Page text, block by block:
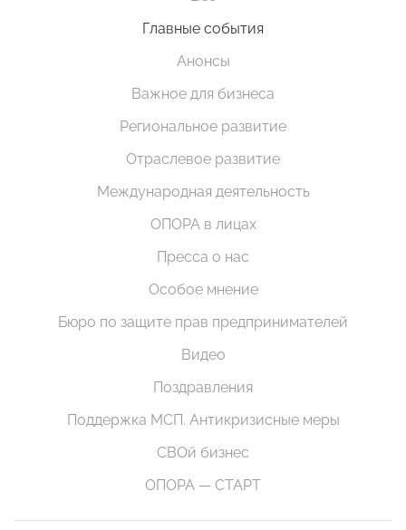
Главные события
Анонсы
Важное для бизнеса
Региональное развитие
Отраслевое развитие
Международная деятельность
ОПОРА в лицах
Пресса о нас
Особое мнение
Бюро по защите прав предпринимателей
Видео
Поздравления
Поддержка МСП. Антикризисные меры
СВОй бизнес
ОПОРА — СТАРТ